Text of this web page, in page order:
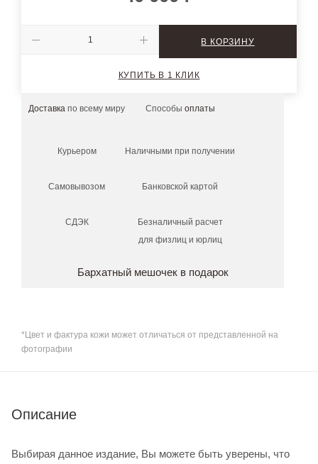
В КОРЗИНУ
КУПИТЬ В 1 КЛИК
Доставка по всему миру
Курьером
Самовывозом
СДЭК
Способы оплаты
Наличными при получении
Банковской картой
Безналичный расчет
для физлиц и юрлиц
Бархатный мешочек в подарок
*Цвет и фактура кожи может отличаться от представленной на
фотографии
Описание
Выбирая данное издание, Вы можете быть уверены, что